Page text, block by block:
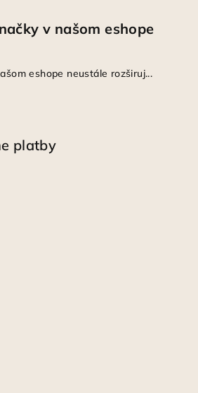
v našom eshope
eshope neustále rozširuj...
platby